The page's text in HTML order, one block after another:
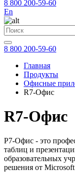
8 800 200-59-60
En
8 800 200-59-60
Главная
Продукты
Офисные
R7-Офис
R7-Офис
Р7-Офис - это
таблиц и
образовательных
решения от